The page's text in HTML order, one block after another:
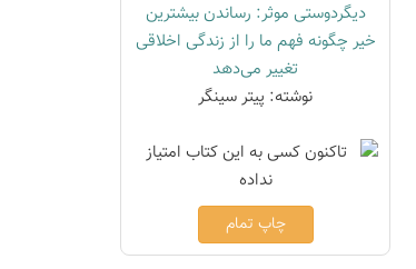
دیگردوستی موثر: رساندن بیشترین
خیر چگونه فهم ما را از زندگی اخلاقی
تغییر می‌دهد
نوشته: پیتر سینگر
چاپ تمام